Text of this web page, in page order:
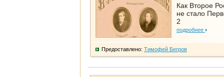
Как Второе
не стало
2
подробнее
Предоставлено: Тимофей Бегров